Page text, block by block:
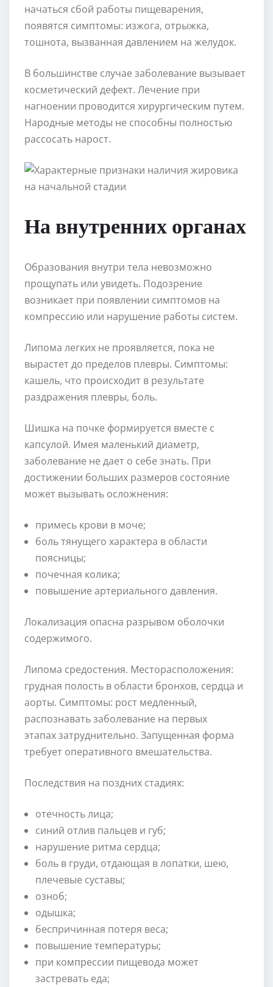
начаться сбой работы пищеварения,
появятся симптомы: изжога, отрыжка,
тошнота, вызванная давлением на желудок.
В большинстве случае заболевание вызывает
косметический дефект. Лечение при
нагноении проводится хирургическим путем.
Народные методы не способны полностью
рассосать нарост.
На внутренних органах
Образования внутри тела невозможно
прощупать или увидеть. Подозрение
возникает при появлении симптомов на
компрессию или нарушение работы систем.
Липома легких не проявляется, пока не
вырастет до пределов плевры. Симптомы:
кашель, что происходит в результате
раздражения плевры, боль.
Шишка на почке формируется вместе с
капсулой. Имея маленький диаметр,
заболевание не дает о себе знать. При
достижении больших размеров состояние
может вызывать осложнения:
примесь крови в моче;
боль тянущего характера в области
поясницы;
почечная колика;
повышение артериального давления.
Локализация опасна разрывом оболочки
содержимого.
Липома средостения. Месторасположения:
грудная полость в области бронхов, сердца и
аорты. Симптомы: рост медленный,
распознавать заболевание на первых
этапах затруднительно. Запущенная форма
требует оперативного вмешательства.
Последствия на поздних стадиях:
отечность лица;
синий отлив пальцев и губ;
нарушение ритма сердца;
боль в груди, отдающая в лопатки, шею,
плечевые суставы;
озноб;
одышка;
беспричинная потеря веса;
повышение температуры;
при компрессии пищевода может
застревать еда;